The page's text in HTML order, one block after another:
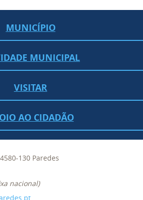
MUNICÍPIO
MUNICIPAL
VISITAR
AO CIDADÃO
130 Paredes
nacional)